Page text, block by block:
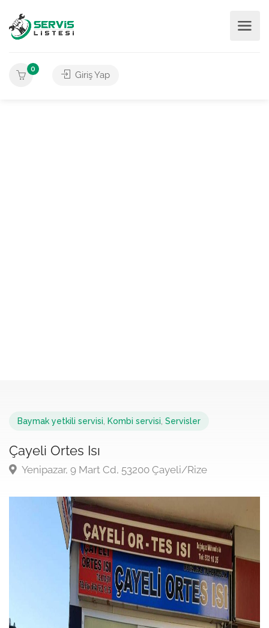
0
Giriş Yap
Baymak yetkili servisi Kombi servisi Servisler
Çayeli Ortes Isı
Yenipazar, 9 Mart Cd, 53200 Çayeli/Rize